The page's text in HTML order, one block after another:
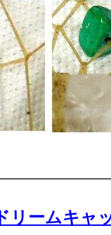
ドリームキャ